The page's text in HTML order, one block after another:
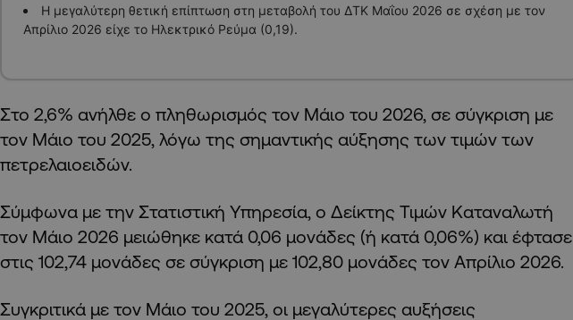
Η μεγαλύτερη θετική επίπτωση στη μεταβολή του ΔΤΚ Μαΐου 2026 σε σχέση με τον
Απρίλιο 2026 είχε το Ηλεκτρικό Ρεύμα (0,19).
Στο 2,6% ανήλθε ο πληθωρισμός τον Μάιο του 2026, σε σύγκριση με
τον Μάιο του 2025, λόγω της σημαντικής αύξησης των τιμών των
πετρελαιοειδών.
Σύμφωνα με την Στατιστική Υπηρεσία, ο Δείκτης Τιμών Καταναλωτή
τον Μάιο 2026 μειώθηκε κατά 0,06 μονάδες (ή κατά 0,06%) και έφτασε
στις 102,74 μονάδες σε σύγκριση με 102,80 μονάδες τον Απρίλιο 2026.
Συγκριτικά με τον Μάιο του 2025, οι μεγαλύτερες αυξήσεις